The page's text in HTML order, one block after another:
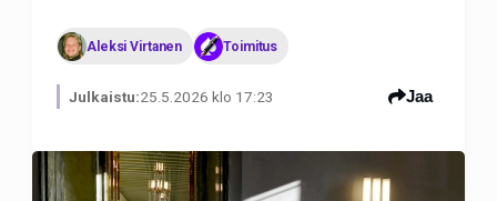
Aleksi Virtanen Toimitus
Julkaistu:25.5.2026 klo 17:23 Jaa